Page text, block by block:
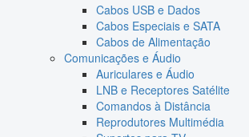
Cabos USB e Dados
Cabos Especiais e SATA
Cabos de Alimentação
Comunicações e Áudio
Auriculares e Áudio
LNB e Receptores Satélite
Comandos à Distância
Reprodutores Multimédia